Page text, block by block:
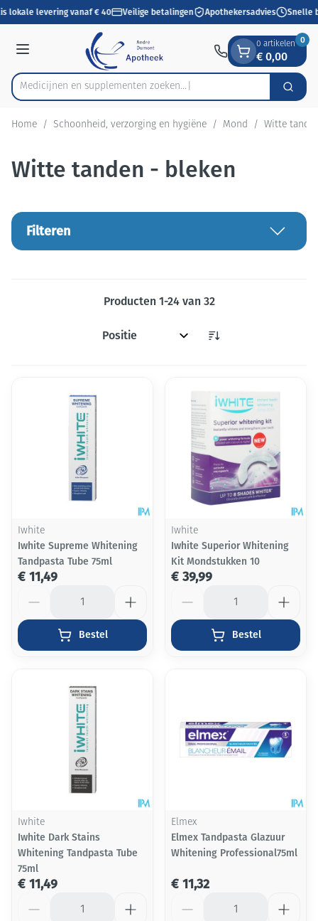
Ga naar de inhoud
1 van 1
lokale levering vanaf € 40 Veilige betalingen Apothekersadvies Snelle
Menu
Product, merk, categorie...
Medicijnen en supplementen Zoek
0 artikelen
€ 0,00
0
Home / Schoonheid, verzorging en hygiëne / Mond / Witte
Witte tanden - bleken
Filteren
Producten 1-24van 32
Sorteer op:
Iwhite
Iwhite Supreme Whitening
Tandpasta Tube 75ml
€ 11,49
Bestel
Iwhite
Iwhite Superior Whitening
Kit Mondstukken 10
€ 39,99
Bestel
Iwhite
Iwhite Dark Stains
Whitening Tandpasta Tube
75ml
€ 11,49
Elmex
Elmex Tandpasta Glazuur
Whitening Professional75ml
€ 11,32